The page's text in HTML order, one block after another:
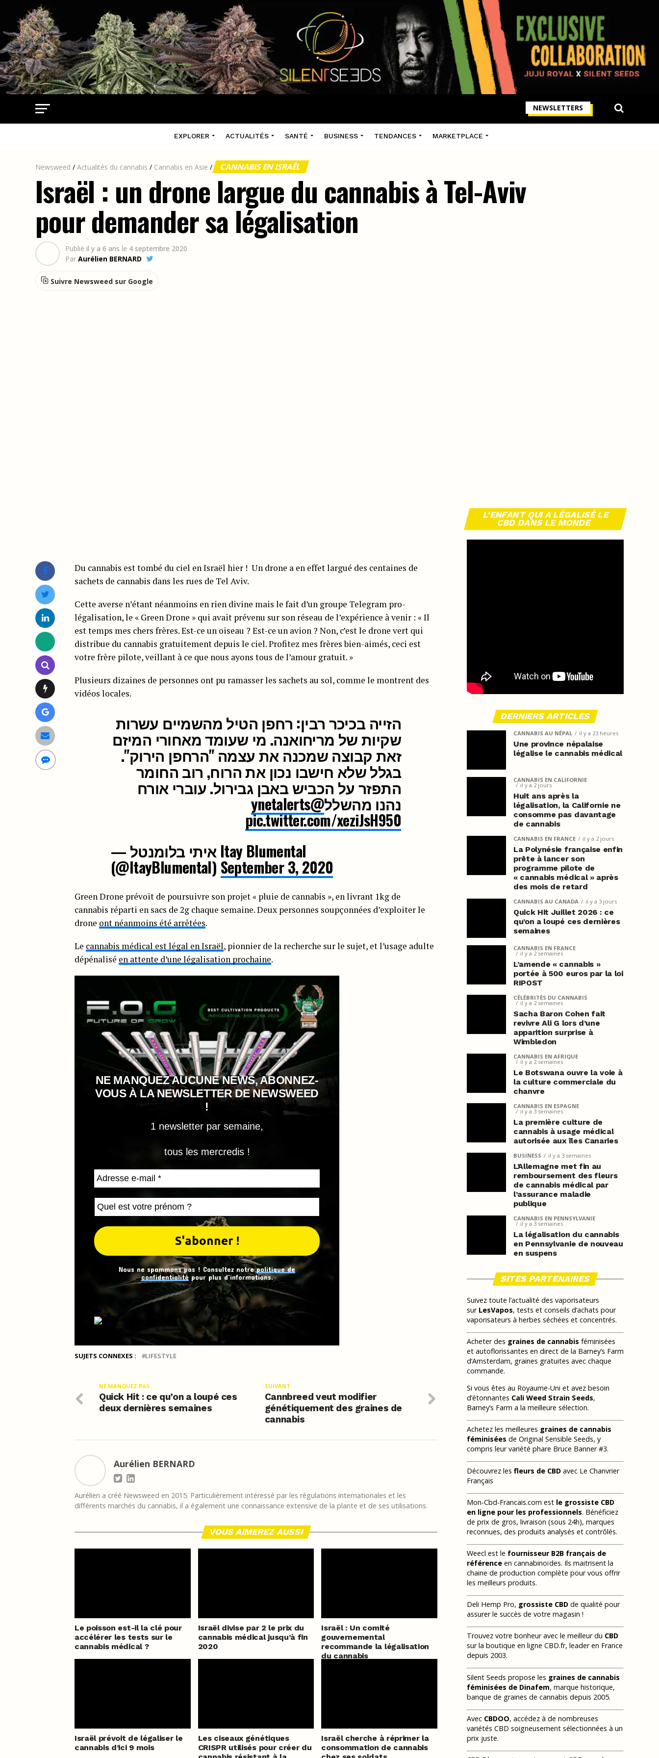
NEWSLETTERS
EXPLORER ACTUALITÉS SANTÉ BUSINESS TENDANCES MARKETPLACE
Newsweed / Actualités du cannabis / Cannabis en Asie / CANNABIS EN ISRAËL
Israël : un drone largue du cannabis à Tel-Aviv
pour demander sa légalisation
Publié il y a 6 ans le 4 septembre 2020
Par Aurélien BERNARD
Suivre Newsweed sur Google
Du cannabis est tombé du ciel en Israël hier ! Un drone a en effet largué des centaines de
sachets de cannabis dans les rues de Tel Aviv.
Cette averse n’étant néanmoins en rien divine mais le fait d’un groupe Telegram pro-
légalisation, le « Green Drone » qui avait prévenu sur son réseau de l’expérience à venir : « Il
est temps mes chers frères. Est-ce un oiseau ? Est-ce un avion ? Non, c’est le drone vert qui
distribue du cannabis gratuitement depuis le ciel. Profitez mes frères bien-aimés, ceci est
votre frère pilote, veillant à ce que nous ayons tous de l’amour gratuit. »
Plusieurs dizaines de personnes ont pu ramasser les sachets au sol, comme le montrent des
vidéos locales.
הזייה בכיכר רבין: רחפן הטיל מהשמיים עשרות
שקיות של מריחואנה. מי שעומד מאחורי המיזם
זאת קבוצה שמכנה את עצמה "הרחפן הירוק".
בגלל שלא חישבו נכון את הרוח, רוב החומר
התפזר על הכביש באבן גבירול. עוברי אורח
נהנו מהשלל@ynetalerts
pic.twitter.com/xeziJsH950
— איתי בלומנטל Itay Blumental
(@ItayBlumental) September 3, 2020
Green Drone prévoit de poursuivre son projet « pluie de cannabis », en livrant 1kg de
cannabis réparti en sacs de 2g chaque semaine. Deux personnes soupçonnées d’exploiter le
drone ont néanmoins été arrêtées.
Le cannabis médical est légal en Israël, pionnier de la recherche sur le sujet, et l’usage adulte
dépénalisé en attente d’une légalisation prochaine.
NE MANQUEZ AUCUNE NEWS, ABONNEZ-
VOUS À LA NEWSLETTER DE NEWSWEED
!
1 newsletter par semaine,
tous les mercredis !
Nous ne spammons pas ! Consultez notrepolitique de
confidentialitépour plus d’informations.
SUJETS CONNEXES : LIFESTYLE
SUIVANT
Cannbreed veut modifier
génétiquement des graines de
cannabis
NE MANQUEZ PAS
Quick Hit : ce qu’on a loupé ces
deux dernières semaines
Aurélien BERNARD
Aurélien a créé Newsweed en 2015. Particulièrement intéressé par les régulations internationales et les
différents marchés du cannabis, il a également une connaissance extensive de la plante et de ses utilisations.
VOUS AIMEREZ AUSSI
Le poisson est-il la clé pour
accélérer les tests sur le
cannabis médical ?
Israël divise par 2 le prix du
cannabis médical jusqu’à fin
2020
Israël : Un comité
gouvernemental
recommande la légalisation
du cannabis
Israël prévoit de légaliser le
cannabis d’ici 9 mois
Les ciseaux génétiques
CRISPR utilisés pour créer du
Israël cherche à réprimer la
consommation de cannabis
L’ENFANT QUI A LÉGALISÉ LE
CBD DANS LE MONDE
DERNIERS ARTICLES
CANNABIS AU NÉPAL il y a 23 heures
Une province népalaise
légalise le cannabis médical
CANNABIS EN CALIFORNIE
il y a 2 jours
Huit ans après la
légalisation, la Californie ne
consomme pas davantage
de cannabis
CANNABIS EN FRANCE il y a 2 jours
La Polynésie française enfin
prête à lancer son
programme pilote de
« cannabis médical » après
des mois de retard
CANNABIS AU CANADA il y a 3 jours
Quick Hit Juillet 2026 : ce
qu’on a loupé ces dernières
semaines
CANNABIS EN FRANCE
il y a 2 semaines
L’amende « cannabis »
portée à 500 euros par la loi
RIPOST
CÉLÉBRITÉS DU CANNABIS
il y a 2 semaines
Sacha Baron Cohen fait
revivre Ali G lors d’une
apparition surprise à
Wimbledon
CANNABIS EN AFRIQUE
il y a 2 semaines
Le Botswana ouvre la voie à
la culture commerciale du
chanvre
CANNABIS EN ESPAGNE
il y a 3 semaines
La première culture de
cannabis à usage médical
autorisée aux îles Canaries
BUSINESS il y a 3 semaines
L’Allemagne met fin au
remboursement des fleurs
de cannabis médical par
l’assurance maladie
publique
CANNABIS EN PENNSYLVANIE
il y a 3 semaines
La légalisation du cannabis
en Pennsylvanie de nouveau
en suspens
SITES PARTENAIRES
Suivez toute l’actualité des vaporisateurs
sur LesVapos, tests et conseils d’achats pour
vaporisateurs à herbes séchées et concentrés.
Acheter des graines de cannabis féminisées
et autoflorissantes en direct de la Barney’s Farm
d’Amsterdam, graines gratuites avec chaque
commande.
Si vous êtes au Royaume-Uni et avez besoin
d’étonnantes Cali Weed Strain Seeds,
Barney’s Farm a la meilleure sélection.
Achetez les meilleures graines de cannabis
féminisées de Original Sensible Seeds, y
compris leur variété phare Bruce Banner #3.
Découvrez les fleurs de CBD avec Le Chanvrier
Français
Mon-Cbd-Francais.com est le grossiste CBD
en ligne pour les professionnels. Bénéficiez
de prix de gros, livraison (sous 24h), marques
reconnues, des produits analysés et contrôlés.
Weecl est le fournisseur B2B français de
référence en cannabinoïdes. Ils maitrisent la
chaine de production complète pour vous offrir
les meilleurs produits.
Deli Hemp Pro, grossiste CBD de qualité pour
assurer le succès de votre magasin !
Trouvez votre bonheur avec le meilleur du CBD
sur la boutique en ligne CBD.fr, leader en France
depuis 2003.
Silent Seeds propose les graines de cannabis
féminisées de Dinafem, marque historique,
banque de graines de cannabis depuis 2005.
Avec CBDOO, accédez à de nombreuses
variétés CBD soigneusement sélectionnées à un
prix juste.